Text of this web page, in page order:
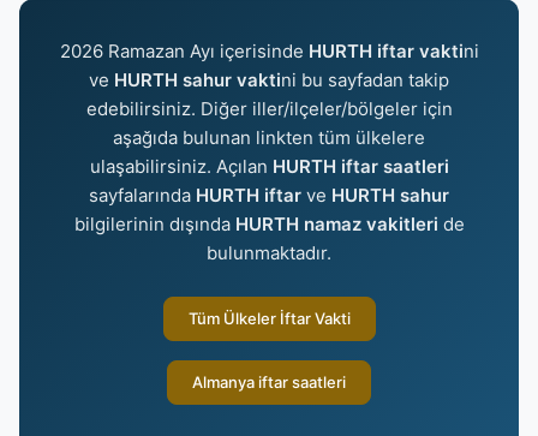
2026 Ramazan Ayı içerisinde HURTH iftar vaktini
ve HURTH sahur vaktini bu sayfadan takip
edebilirsiniz. Diğer iller/ilçeler/bölgeler için
aşağıda bulunan linkten tüm ülkelere
ulaşabilirsiniz. Açılan HURTH iftar saatleri
sayfalarında HURTH iftar ve HURTH sahur
bilgilerinin dışında HURTH namaz vakitleri de
bulunmaktadır.
Tüm Ülkeler İftar Vakti
Almanya iftar saatleri